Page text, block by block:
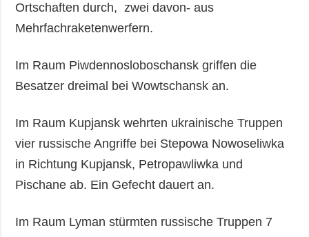
Ortschaften durch, zwei davon- aus
Mehrfachraketenwerfern.
Im Raum Piwdennosloboschansk griffen die
Besatzer dreimal bei Wowtschansk an.
Im Raum Kupjansk wehrten ukrainische Truppen
vier russische Angriffe bei Stepowa Nowoseliwka
in Richtung Kupjansk, Petropawliwka und
Pischane ab. Ein Gefecht dauert an.
Im Raum Lyman stürmten russische Truppen 7